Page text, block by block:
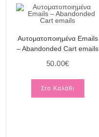
Αυτοματοποιημένα Emails
– Abandonded Cart emails
50.00€
Στο Καλάθι